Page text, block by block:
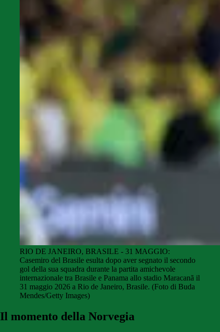
RIO DE JANEIRO, BRASILE - 31 MAGGIO:
Casemiro del Brasile esulta dopo aver segnato il secondo
gol della sua squadra durante la partita amichevole
internazionale tra Brasile e Panama allo stadio Maracanã il
31 maggio 2026 a Rio de Janeiro, Brasile. (Foto di Buda
Mendes/Getty Images)
Il momento della Norvegia